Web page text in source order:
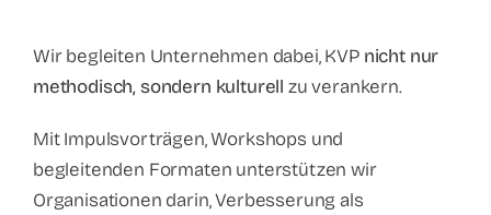
Wir begleiten Unternehmen dabei, KVP nicht nur
methodisch, sondern kulturell zu verankern.
Mit Impulsvorträgen, Workshops und
begleitenden Formaten unterstützen wir
Organisationen darin, Verbesserung als